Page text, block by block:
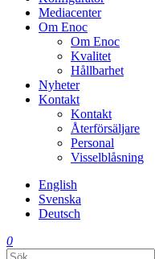
Mediacenter
Om Enoc
Om Enoc
Kvalitet
Hållbarhet
Nyheter
Kontakt
Kontakt
Återförsäljare
Personal
Visselblåsning
English
Svenska
Deutsch
0